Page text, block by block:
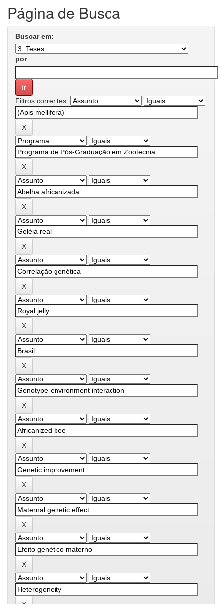
Página de Busca
Buscar em:
por
Filtros correntes: